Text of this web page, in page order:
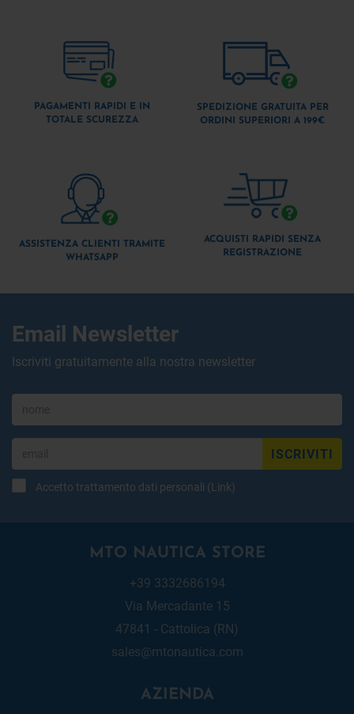
PAGAMENTI RAPIDI E IN
TOTALE SCUREZZA
SPEDIZIONE GRATUITA PER
ORDINI SUPERIORI A 199€
ASSISTENZA CLIENTI TRAMITE
WHATSAPP
ACQUISTI RAPIDI SENZA
REGISTRAZIONE
Email Newsletter
Iscriviti gratuitamente alla nostra newsletter
ISCRIVITI
Accetto trattamento dati personali (Link)
MTO NAUTICA STORE
+39 3332686194
Via Mercadante 15
47841 - Cattolica (RN)
sales@mtonautica.com
AZIENDA